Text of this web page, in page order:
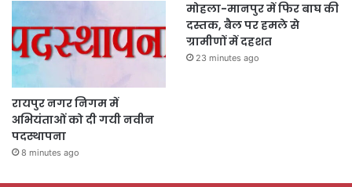
रायपुर नगर निगम में
अभियंताओं को दी गयी नवीन
पदस्थापना
8 minutes ago
मोहला-मानपुर में फिर बाघ की
दस्तक, बैल पर हमले से
ग्रामीणों में दहशत
23 minutes ago